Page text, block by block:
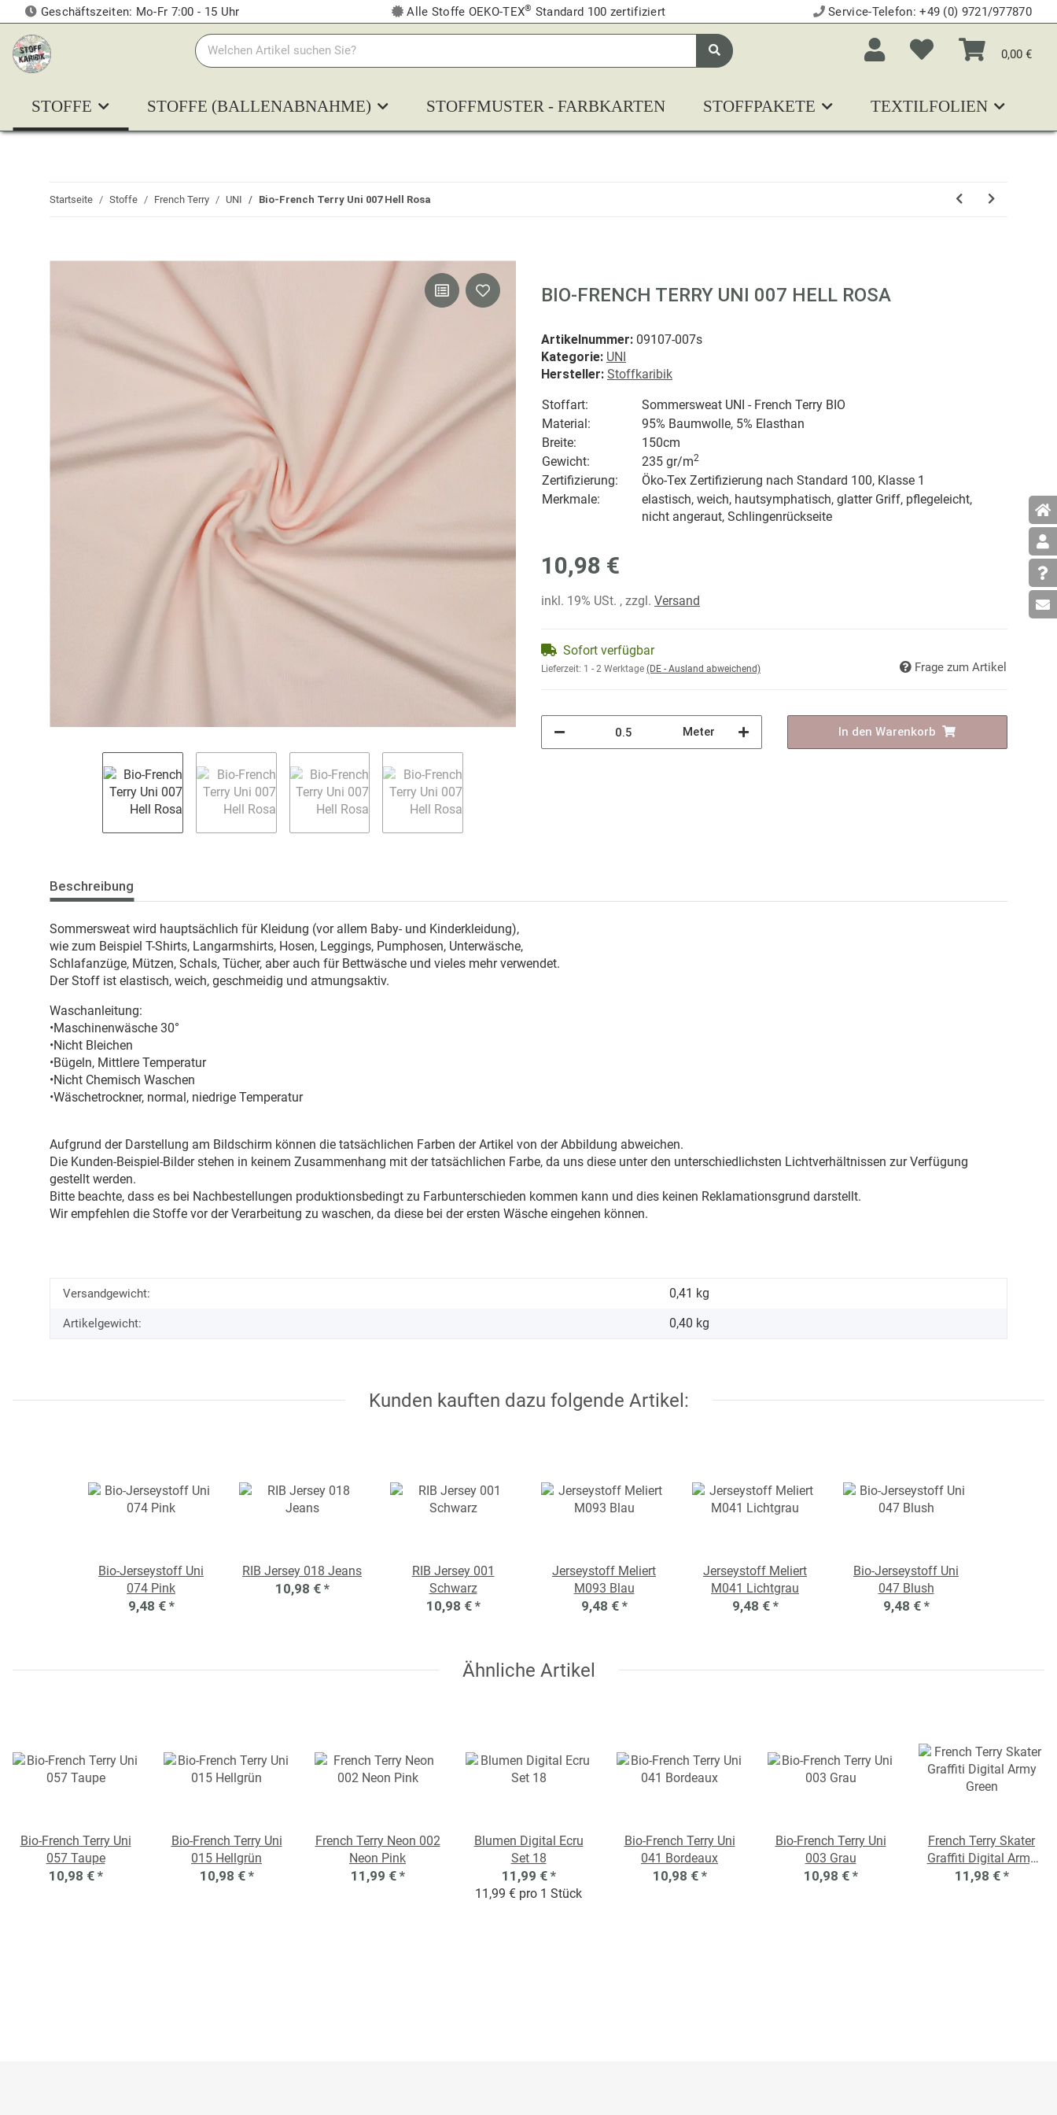
Geschäftszeiten: Mo-Fr 7:00 - 15 Uhr Alle Stoffe OEKO-TEX® Standard 100 zertifiziert Service-Telefon:+49 (0) 9721/977870
0,00 €
STOFFE STOFFE (BALLENABNAHME) STOFFMUSTER - FARBKARTEN STOFFPAKETE TEXTILFOLIEN
Startseite Stoffe French Terry UNI Bio-French Terry Uni 007 Hell Rosa
BIO-FRENCH TERRY UNI 007 HELL ROSA
Artikelnummer: 09107-007s
Kategorie: UNI
Hersteller: Stoffkaribik
Stoffart:
Sommersweat UNI - French Terry BIO
Material:
95% Baumwolle, 5% Elasthan
Breite:
150cm
Gewicht:
235 gr/m2
Zertifizierung:
Öko-Tex Zertifizierung nach Standard 100, Klasse 1
Merkmale:
elastisch, weich, hautsymphatisch, glatter Griff, pflegeleicht,
nicht angeraut, Schlingenrückseite
10,98 €
inkl. 19% USt. , zzgl. Versand
Sofort verfügbar
Lieferzeit: 1 - 2 Werktage (DE - Ausland abweichend) Frage zum Artikel
Meter In den Warenkorb
Beschreibung
Sommersweat wird hauptsächlich für Kleidung (vor allem Baby- und Kinderkleidung),
wie zum Beispiel T-Shirts, Langarmshirts, Hosen, Leggings, Pumphosen, Unterwäsche,
Schlafanzüge, Mützen, Schals, Tücher, aber auch für Bettwäsche und vieles mehr verwendet.
Der Stoff ist elastisch, weich, geschmeidig und atmungsaktiv.
Waschanleitung:
•Maschinenwäsche 30°
•Nicht Bleichen
•Bügeln, Mittlere Temperatur
•Nicht Chemisch Waschen
•Wäschetrockner, normal, niedrige Temperatur
Aufgrund der Darstellung am Bildschirm können die tatsächlichen Farben der Artikel von der Abbildung abweichen.
Die Kunden-Beispiel-Bilder stehen in keinem Zusammenhang mit der tatsächlichen Farbe, da uns diese unter den unterschiedlichsten Lichtverhältnissen zur Verfügung
gestellt werden.
Bitte beachte, dass es bei Nachbestellungen produktionsbedingt zu Farbunterschieden kommen kann und dies keinen Reklamationsgrund darstellt.
Wir empfehlen die Stoffe vor der Verarbeitung zu waschen, da diese bei der ersten Wäsche eingehen können.
Versandgewicht: 0,41 kg
Artikelgewicht: 0,40 kg
Kunden kauften dazu folgende Artikel:
Bio-Jerseystoff Uni
074 Pink
9,48 € *
RIB Jersey 018 Jeans
10,98 € *
RIB Jersey 001
Schwarz
10,98 € *
Jerseystoff Meliert
M093 Blau
9,48 € *
Jerseystoff Meliert
M041 Lichtgrau
9,48 € *
Bio-Jerseystoff Uni
047 Blush
9,48 € *
Ähnliche Artikel
Bio-French Terry Uni
057 Taupe
10,98 € *
Bio-French Terry Uni
015 Hellgrün
10,98 € *
French Terry Neon 002
Neon Pink
11,99 € *
Blumen Digital Ecru
Set 18
11,99 € *
11,99 € pro 1 Stück
Bio-French Terry Uni
041 Bordeaux
10,98 € *
Bio-French Terry Uni
003 Grau
10,98 € *
French Terry Skater
Graffiti Digital Army
Green
11,98 € *